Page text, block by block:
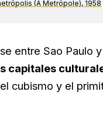
(A Metrópole), 1958
entre Sao Paulo
capitales
cubismo y el